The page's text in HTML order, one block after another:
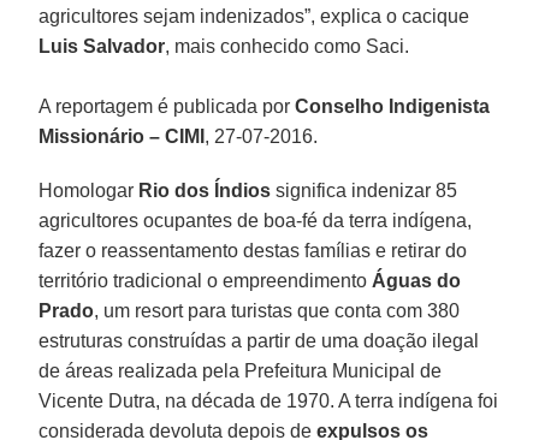
agricultores sejam indenizados”, explica o cacique
Luis Salvador, mais conhecido como Saci.
A reportagem é publicada porConselho Indigenista
Missionário – CIMI , 27-07-2016.
Homologar Rio dos Índios significa indenizar 85
agricultores ocupantes de boa-fé da terra indígena,
fazer o reassentamento destas famílias e retirar do
território tradicional o empreendimento Águas do
Prado, um resort para turistas que conta com 380
estruturas construídas a partir de uma doação ilegal
de áreas realizada pela Prefeitura Municipal de
Vicente Dutra, na década de 1970. A terra indígena foi
considerada devoluta depois deexpulsos os